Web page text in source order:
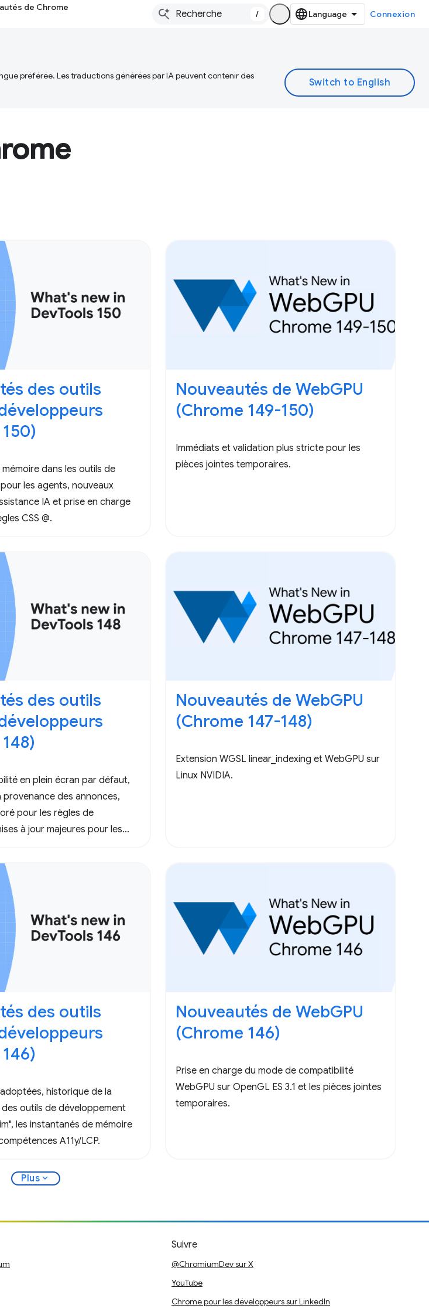
de Chrome
/
Connexion
préférée. Les traductions générées par IA peuvent contenir des
des outils
dans les outils de
les agents, nouveaux
IA et prise en charge
CSS @.
Nouveautés de WebGPU
(Chrome 149-150)
Immédiats et validation plus stricte pour les
pièces jointes temporaires.
des outils
en plein écran par défaut,
provenance des annonces,
pour les règles de
à jour majeures pour les
Nouveautés de WebGPU
(Chrome 147-148)
Extension WGSL linear_indexing et WebGPU sur
Linux NVIDIA.
des outils
historique de la
outils de développement
les instantanés de mémoire
A11y/LCP.
Nouveautés de WebGPU
(Chrome 146)
Prise en charge du mode de compatibilité
WebGPU sur OpenGL ES 3.1 et les pièces jointes
temporaires.
Plus expand_more
Suivre
@ChromiumDev sur X
YouTube
Chrome pour les développeurs sur LinkedIn